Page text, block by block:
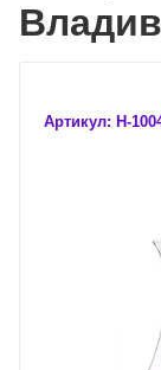
Артикул: H-